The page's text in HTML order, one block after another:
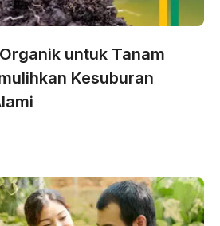
untuk Tanam
Kesuburan